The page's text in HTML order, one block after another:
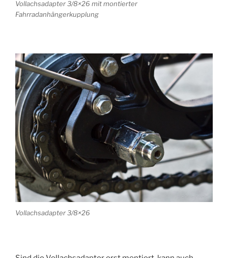
Vollachsadapter 3/8×26 mit montierter
Fahrradanhängerkupplung
Vollachsadapter 3/8×26